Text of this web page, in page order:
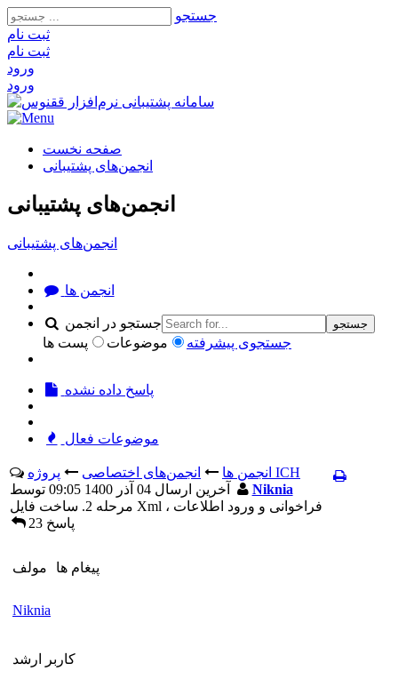
جستجو
ثبت‌ نام
ثبت‌ نام
ورود
ورود
صفحه نخست
انجمن‌های پشتیبانی
انجمن‌های پشتیبانی
انجمن‌های پشتیبانی
انجمن ها
جستجو در انجمن جستجو
جستجوی پیشرفته موضوعات پست ها
پاسخ داده نشده
موضوعات فعال
انجمن ها انجمن‌های اختصاصی
پروژه ICH
Niknia
مرحله 2. ساخت فایل Xml ، فراخوانی و ورود اطلاعات
23 پاسخ
مولف پيغام ها
Niknia
کاربر ارشد